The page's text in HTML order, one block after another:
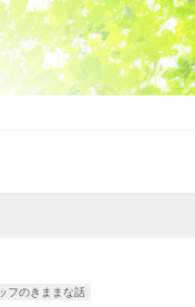
フのきままな話